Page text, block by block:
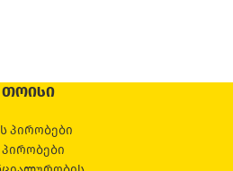
პირობები
პირობები